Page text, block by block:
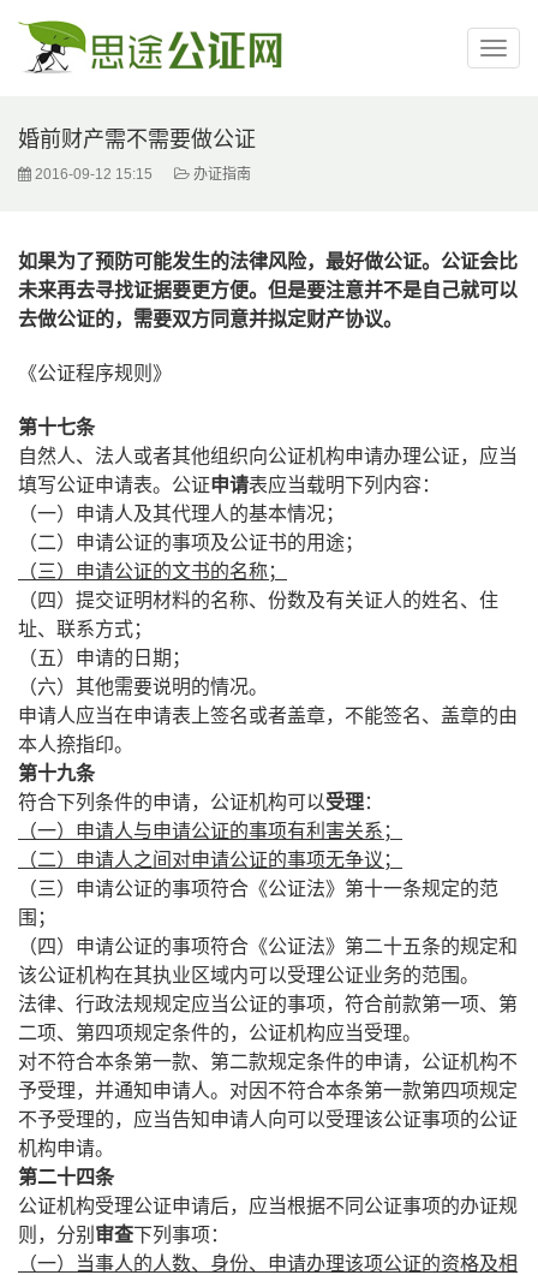
婚前财产需不需要做公证
2016-09-12 15:15 办证指南
如果为了预防可能发生的法律风险，最好做公证。公证会比
未来再去寻找证据要更方便。但是要注意并不是自己就可以
去做公证的，需要双方同意并拟定财产协议。
《公证程序规则》
第十七条
自然人、法人或者其他组织向公证机构申请办理公证，应当
填写公证申请表。公证申请表应当载明下列内容：
（一）申请人及其代理人的基本情况；
（二）申请公证的事项及公证书的用途；
（三）申请公证的文书的名称；
（四）提交证明材料的名称、份数及有关证人的姓名、住
址、联系方式；
（五）申请的日期；
（六）其他需要说明的情况。
申请人应当在申请表上签名或者盖章，不能签名、盖章的由
本人捺指印。
第十九条
符合下列条件的申请，公证机构可以受理：
（一）申请人与申请公证的事项有利害关系；
（二）申请人之间对申请公证的事项无争议；
（三）申请公证的事项符合《公证法》第十一条规定的范
围；
（四）申请公证的事项符合《公证法》第二十五条的规定和
该公证机构在其执业区域内可以受理公证业务的范围。
法律、行政法规规定应当公证的事项，符合前款第一项、第
二项、第四项规定条件的，公证机构应当受理。
对不符合本条第一款、第二款规定条件的申请，公证机构不
予受理，并通知申请人。对因不符合本条第一款第四项规定
不予受理的，应当告知申请人向可以受理该公证事项的公证
机构申请。
第二十四条
公证机构受理公证申请后，应当根据不同公证事项的办证规
则，分别 审查下列事项：
（一）当事人的人数、身份、申请办理该项公证的资格及相